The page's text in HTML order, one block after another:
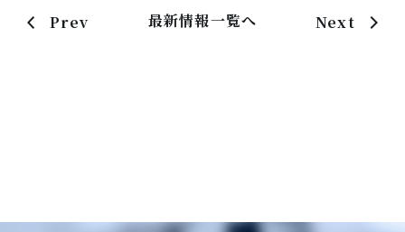
Next
最新情報一覧へ
Prev